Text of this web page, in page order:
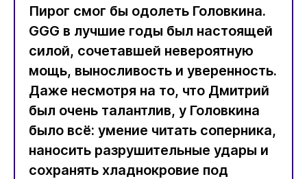
Пирог смог бы одолеть Головкина.
GGG в лучшие годы был настоящей
силой, сочетавшей невероятную
мощь, выносливость и уверенность.
Даже несмотря на то, что Дмитрий
был очень талантлив, у Головкина
было всё: умение читать соперника,
наносить разрушительные удары и
сохранять хладнокровие под